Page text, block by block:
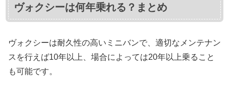
ヴォクシーは何年乗れる？まとめ
ヴォクシーは耐久性の高いミニバンで、適切なメンテナン
スを行えば10年以上、場合によっては20年以上乗ること
も可能です。